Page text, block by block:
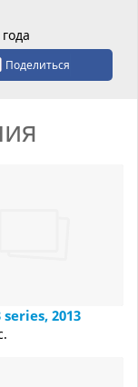
Поделиться
series, 2013